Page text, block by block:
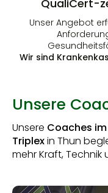
QualiCert-
Unser Angebot
Wir sind
Unsere
Unsere Coaches
Triplexin Thun
mehr Kraft, Technik